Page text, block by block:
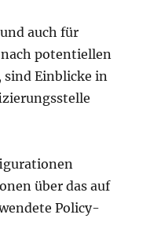
auch für
potentiellen
Einblicke in
über das auf
Policy-